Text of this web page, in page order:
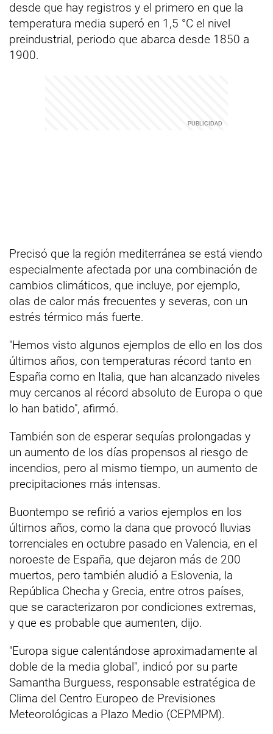
desde que hay registros y el primero en que la
temperatura media superó en 1,5 °C el nivel
preindustrial, periodo que abarca desde 1850 a
1900.
Precisó que la región mediterránea se está viendo
especialmente afectada por una combinación de
cambios climáticos, que incluye, por ejemplo,
olas de calor más frecuentes y severas, con un
estrés térmico más fuerte.
"Hemos visto algunos ejemplos de ello en los dos
últimos años, con temperaturas récord tanto en
España como en Italia, que han alcanzado niveles
muy cercanos al récord absoluto de Europa o que
lo han batido", afirmó.
También son de esperar sequías prolongadas y
un aumento de los días propensos al riesgo de
incendios, pero al mismo tiempo, un aumento de
precipitaciones más intensas.
Buontempo se refirió a varios ejemplos en los
últimos años, como la dana que provocó lluvias
torrenciales en octubre pasado en Valencia, en el
noroeste de España, que dejaron más de 200
muertos, pero también aludió a Eslovenia, la
República Checha y Grecia, entre otros países,
que se caracterizaron por condiciones extremas,
y que es probable que aumenten, dijo.
"Europa sigue calentándose aproximadamente al
doble de la media global", indicó por su parte
Samantha Burguess, responsable estratégica de
Clima del Centro Europeo de Previsiones
Meteorológicas a Plazo Medio (CEPMPM).